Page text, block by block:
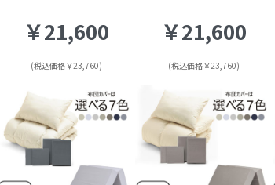
￥21,600
(税込価格￥23,760)
￥21,600
(税込価格￥23,760)